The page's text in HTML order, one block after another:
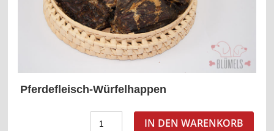
Pferdefleisch-Würfelhappen
IN DEN WARENKORB